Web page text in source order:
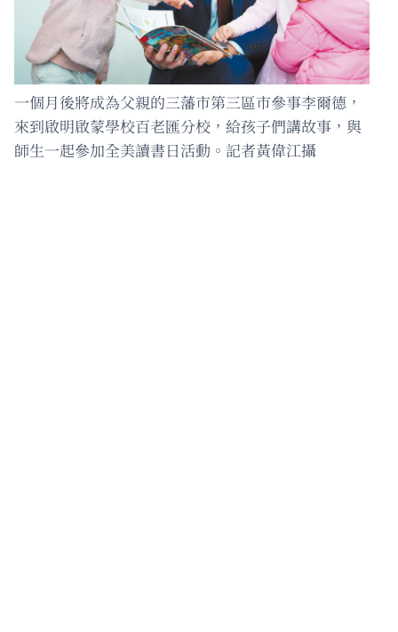
一個月後將成為父親的三藩市第三區市參事李爾德，
來到啟明啟蒙學校百老匯分校，給孩子們講故事，與
師生一起參加全美讀書日活動。記者黃偉江攝